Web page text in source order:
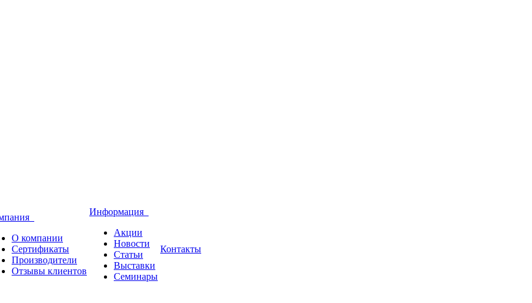
О компании
Сертификаты
Производители
Отзывы клиентов
Информация
Акции
Новости
Статьи
Выставки
Семинары
Контакты